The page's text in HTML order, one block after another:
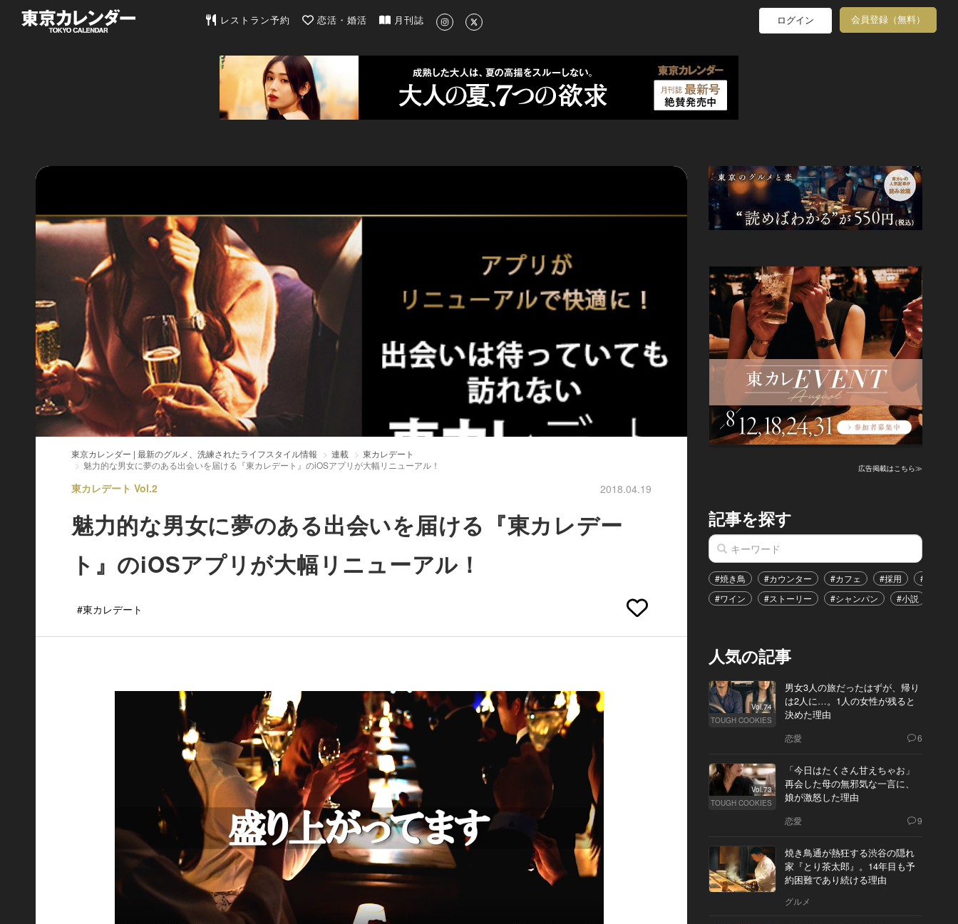
東京カレンダー | 最新のグルメ、洗練されたライフスタイル情報
レストラン予約 恋活・婚活 月刊誌 ログイン 会員登録（無料）
東京カレンダー | 最新のグルメ、洗練されたライフスタイル情報 連載
東カレデート
魅力的な男女に夢のある出会いを届ける『東カレデート』のiOSアプリが大幅リニューアル！
東カレデート Vol.2 2018.04.19
魅力的な男女に夢のある出会いを届ける『東カレデー
ト』のiOSアプリが大幅リニューアル！
#東カレデート
広告掲載はこちら≫
記事を探す
#焼き鳥 #カウンター #カフェ #採用
#恋愛
#ワイン
#ストーリー #シャンパン #小説
人気の記事
Vol.74
TOUGH COOKIES
男女3人の旅だったはずが、帰り
は2人に…。1人の女性が残ると
決めた理由
恋愛 6
Vol.73
TOUGH COOKIES
「今日はたくさん甘えちゃお」
再会した母の無邪気な一言に、
娘が激怒した理由
恋愛 9
焼き鳥通が熱狂する渋谷の隠れ
家『とり茶太郎』。14年目も予
約困難であり続ける理由
グルメ